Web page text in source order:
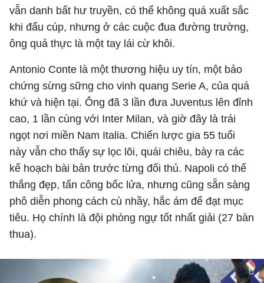
vẫn danh bất hư truyền, có thể không quá xuất sắc
khi đấu cúp, nhưng ở các cuộc đua đường trường,
ông quả thực là một tay lái cừ khôi.
Antonio Conte là một thương hiệu uy tín, một bảo
chứng sừng sững cho vinh quang Serie A, của quá
khứ và hiện tại. Ông đã 3 lần đưa Juventus lên đỉnh
cao, 1 lần cùng với Inter Milan, và giờ đây là trái
ngọt nơi miền Nam Italia. Chiến lược gia 55 tuổi
này vẫn cho thấy sự lọc lõi, quái chiêu, bày ra các
kế hoạch bài bản trước từng đối thủ. Napoli có thể
thắng đẹp, tấn công bốc lửa, nhưng cũng sẵn sàng
phô diễn phong cách cù nhầy, hắc ám để đạt mục
tiêu. Họ chính là đội phòng ngự tốt nhất giải (27 bàn
thua).